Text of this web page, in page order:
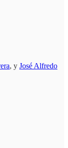
, y José Alfredo